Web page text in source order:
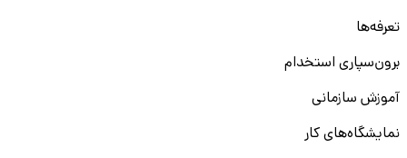
تعرفه‌ها
برون‌سپاری استخدام
آموزش سازمانی
نمایشگاه‌های کار